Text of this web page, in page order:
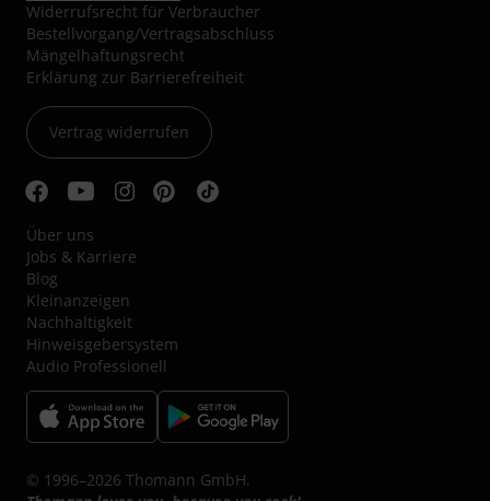
Widerrufsrecht für Verbraucher
Bestellvorgang/Vertragsabschluss
Mängelhaftungsrecht
Erklärung zur Barrierefreiheit
Vertrag widerrufen
Über uns
Jobs & Karriere
Blog
Kleinanzeigen
Nachhaltigkeit
Hinweisgebersystem
Audio Professionell
© 1996–2026 Thomann GmbH.